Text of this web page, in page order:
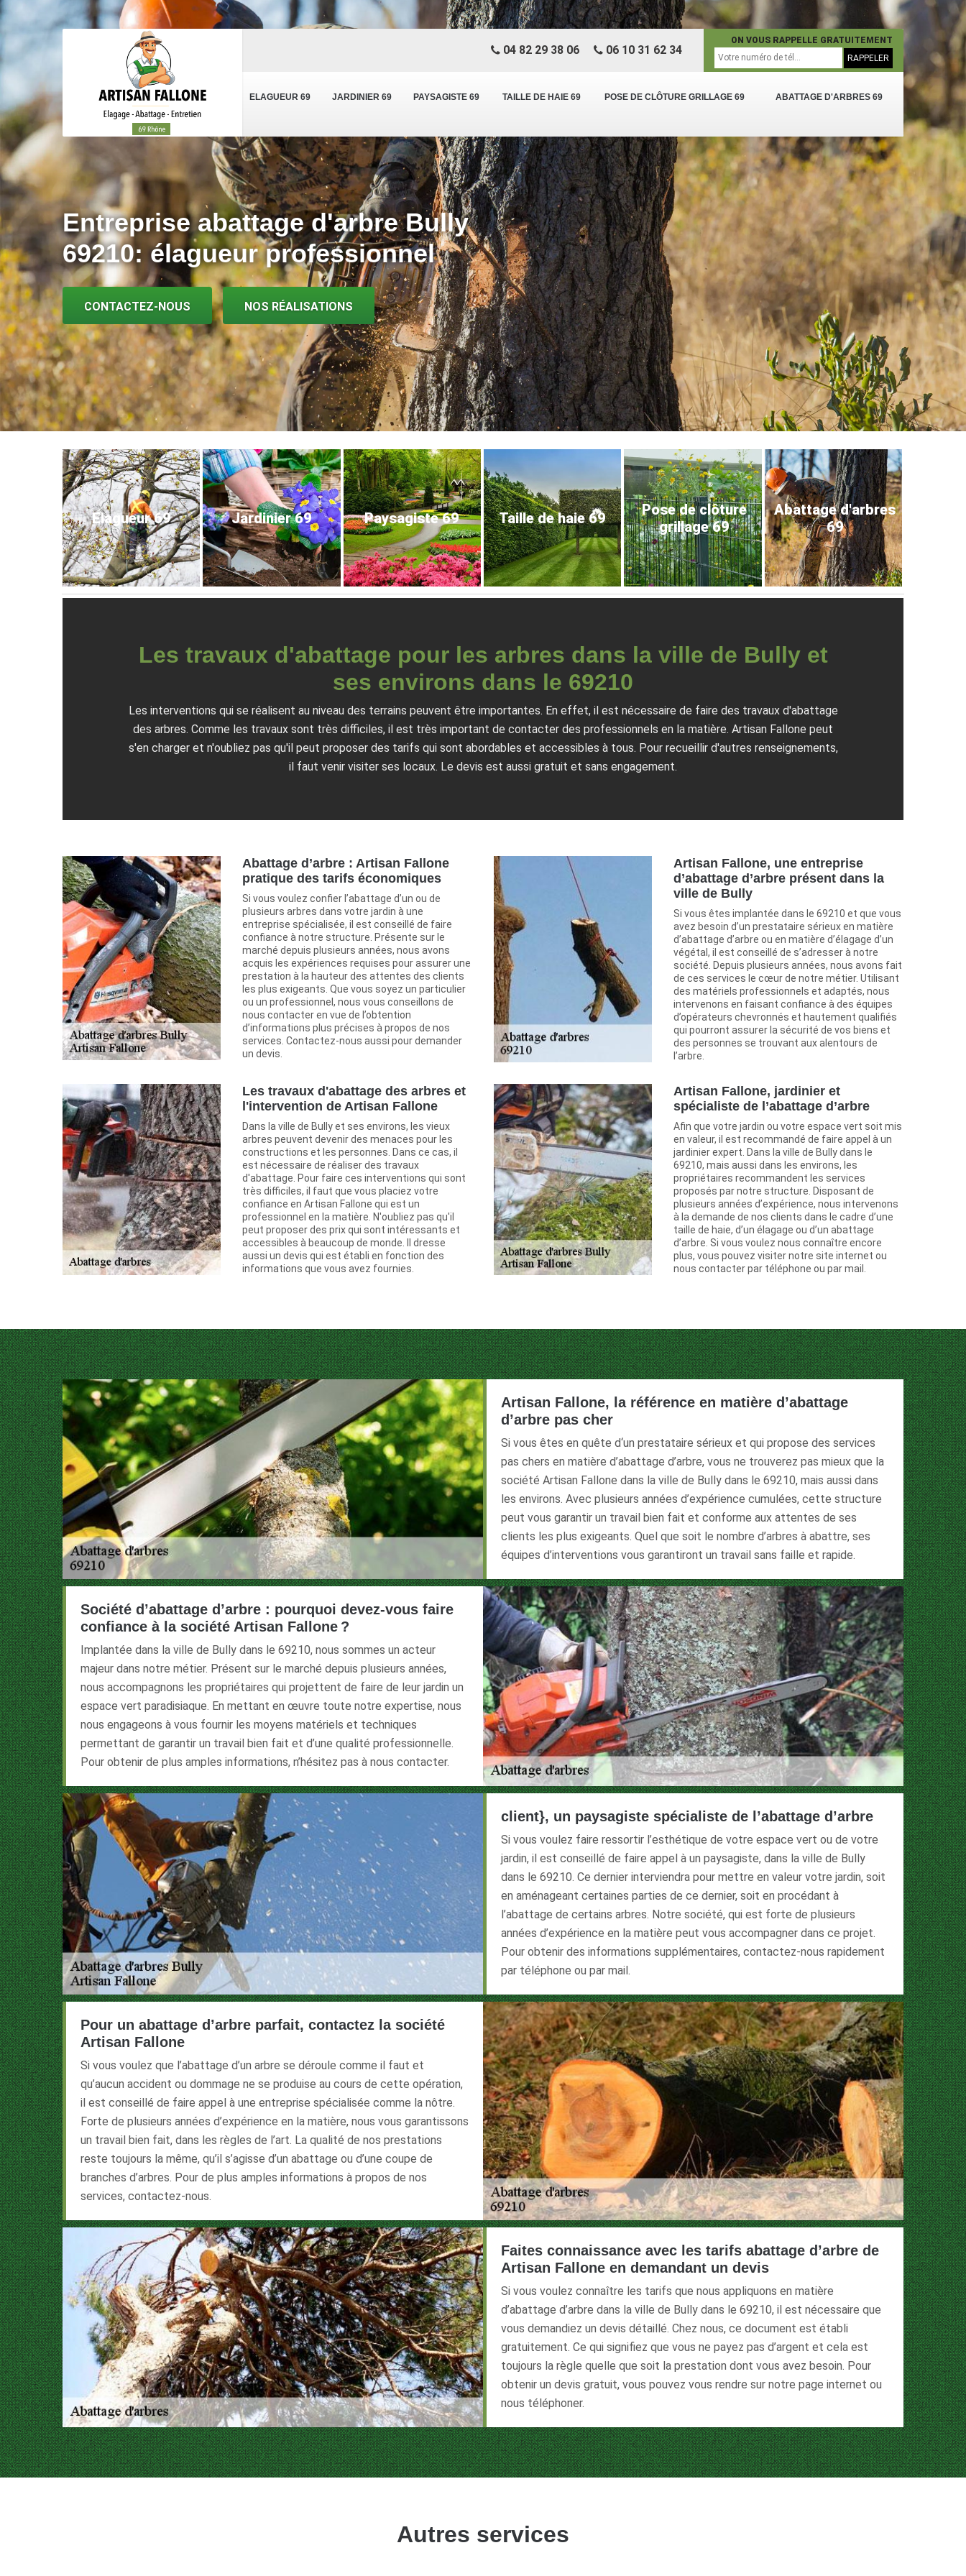
ELAGUEUR 69 JARDINIER 69 PAYSAGISTE 69 TAILLE DE HAIE 69 POSE DE CLÔTURE GRILLAGE 69 ABATTAGE D'ARBRES 69
04 82 29 38 06 06 10 31 62 34
ON VOUS RAPPELLE GRATUITEMENT
Entreprise abattage d'arbre Bully
69210: élagueur professionnel
CONTACTEZ-NOUS NOS RÉALISATIONS
Elagueur 69 Jardinier 69 Paysagiste 69 Taille de haie 69
Pose de clôture
grillage 69
Abattage d'arbres
69
Les travaux d'abattage pour les arbres dans la ville de Bully et
ses environs dans le 69210
Les interventions qui se réalisent au niveau des terrains peuvent être importantes. En effet, il est nécessaire de faire des travaux d'abattage
des arbres. Comme les travaux sont très difficiles, il est très important de contacter des professionnels en la matière. Artisan Fallone peut
s'en charger et n'oubliez pas qu'il peut proposer des tarifs qui sont abordables et accessibles à tous. Pour recueillir d'autres renseignements,
il faut venir visiter ses locaux. Le devis est aussi gratuit et sans engagement.
Abattage d’arbre : Artisan Fallone
pratique des tarifs économiques
Si vous voulez confier l’abattage d’un ou de
plusieurs arbres dans votre jardin à une
entreprise spécialisée, il est conseillé de faire
confiance à notre structure. Présente sur le
marché depuis plusieurs années, nous avons
acquis les expériences requises pour assurer une
prestation à la hauteur des attentes des clients
les plus exigeants. Que vous soyez un particulier
ou un professionnel, nous vous conseillons de
nous contacter en vue de l’obtention
d’informations plus précises à propos de nos
services. Contactez-nous aussi pour demander
un devis.
Artisan Fallone, une entreprise
d’abattage d’arbre présent dans la
ville de Bully
Si vous êtes implantée dans le 69210 et que vous
avez besoin d’un prestataire sérieux en matière
d’abattage d’arbre ou en matière d’élagage d’un
végétal, il est conseillé de s’adresser à notre
société. Depuis plusieurs années, nous avons fait
de ces services le cœur de notre métier. Utilisant
des matériels professionnels et adaptés, nous
intervenons en faisant confiance à des équipes
d’opérateurs chevronnés et hautement qualifiés
qui pourront assurer la sécurité de vos biens et
des personnes se trouvant aux alentours de
l’arbre.
Les travaux d'abattage des arbres et
l'intervention de Artisan Fallone
Dans la ville de Bully et ses environs, les vieux
arbres peuvent devenir des menaces pour les
constructions et les personnes. Dans ce cas, il
est nécessaire de réaliser des travaux
d'abattage. Pour faire ces interventions qui sont
très difficiles, il faut que vous placiez votre
confiance en Artisan Fallone qui est un
professionnel en la matière. N'oubliez pas qu'il
peut proposer des prix qui sont intéressants et
accessibles à beaucoup de monde. Il dresse
aussi un devis qui est établi en fonction des
informations que vous avez fournies.
Artisan Fallone, jardinier et
spécialiste de l’abattage d’arbre
Afin que votre jardin ou votre espace vert soit mis
en valeur, il est recommandé de faire appel à un
jardinier expert. Dans la ville de Bully dans le
69210, mais aussi dans les environs, les
propriétaires recommandent les services
proposés par notre structure. Disposant de
plusieurs années d’expérience, nous intervenons
à la demande de nos clients dans le cadre d’une
taille de haie, d’un élagage ou d’un abattage
d’arbre. Si vous voulez nous connaître encore
plus, vous pouvez visiter notre site internet ou
nous contacter par téléphone ou par mail.
Artisan Fallone, la référence en matière d’abattage
d’arbre pas cher
Si vous êtes en quête d‘un prestataire sérieux et qui propose des services
pas chers en matière d’abattage d’arbre, vous ne trouverez pas mieux que la
société Artisan Fallone dans la ville de Bully dans le 69210, mais aussi dans
les environs. Avec plusieurs années d’expérience cumulées, cette structure
peut vous garantir un travail bien fait et conforme aux attentes de ses
clients les plus exigeants. Quel que soit le nombre d’arbres à abattre, ses
équipes d’interventions vous garantiront un travail sans faille et rapide.
Société d’abattage d’arbre : pourquoi devez-vous faire
confiance à la société Artisan Fallone ?
Implantée dans la ville de Bully dans le 69210, nous sommes un acteur
majeur dans notre métier. Présent sur le marché depuis plusieurs années,
nous accompagnons les propriétaires qui projettent de faire de leur jardin un
espace vert paradisiaque. En mettant en œuvre toute notre expertise, nous
nous engageons à vous fournir les moyens matériels et techniques
permettant de garantir un travail bien fait et d’une qualité professionnelle.
Pour obtenir de plus amples informations, n’hésitez pas à nous contacter.
client}, un paysagiste spécialiste de l’abattage d’arbre
Si vous voulez faire ressortir l’esthétique de votre espace vert ou de votre
jardin, il est conseillé de faire appel à un paysagiste, dans la ville de Bully
dans le 69210. Ce dernier interviendra pour mettre en valeur votre jardin, soit
en aménageant certaines parties de ce dernier, soit en procédant à
l’abattage de certains arbres. Notre société, qui est forte de plusieurs
années d’expérience en la matière peut vous accompagner dans ce projet.
Pour obtenir des informations supplémentaires, contactez-nous rapidement
par téléphone ou par mail.
Pour un abattage d’arbre parfait, contactez la société
Artisan Fallone
Si vous voulez que l’abattage d’un arbre se déroule comme il faut et
qu’aucun accident ou dommage ne se produise au cours de cette opération,
il est conseillé de faire appel à une entreprise spécialisée comme la nôtre.
Forte de plusieurs années d’expérience en la matière, nous vous garantissons
un travail bien fait, dans les règles de l’art. La qualité de nos prestations
reste toujours la même, qu’il s’agisse d’un abattage ou d’une coupe de
branches d’arbres. Pour de plus amples informations à propos de nos
services, contactez-nous.
Faites connaissance avec les tarifs abattage d’arbre de
Artisan Fallone en demandant un devis
Si vous voulez connaître les tarifs que nous appliquons en matière
d’abattage d’arbre dans la ville de Bully dans le 69210, il est nécessaire que
vous demandiez un devis détaillé. Chez nous, ce document est établi
gratuitement. Ce qui signifiez que vous ne payez pas d’argent et cela est
toujours la règle quelle que soit la prestation dont vous avez besoin. Pour
obtenir un devis gratuit, vous pouvez vous rendre sur notre page internet ou
nous téléphoner.
Autres services